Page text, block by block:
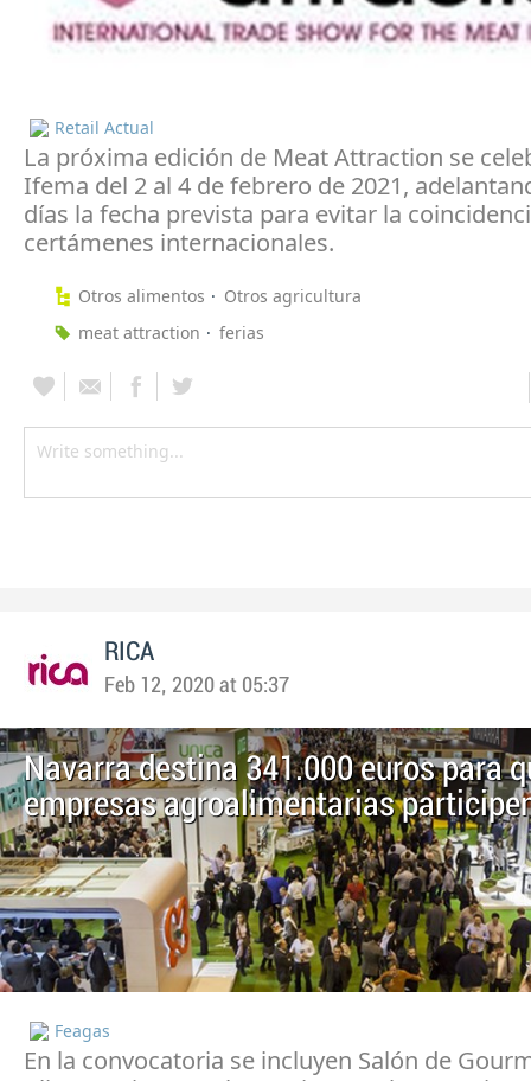
Retail Actual
La próxima edición de Meat Attraction se
Ifema del 2 al 4 de febrero de 2021,
días la fecha prevista para evitar la
certámenes internacionales.
Otros alimentos
Otros agricultura
meat attraction
ferias
RICA
Feb 12, 2020 at 05:37
Navarra destina 341.000 euros para
empresas agroalimentarias
Feagas
En la convocatoria se incluyen Salón de